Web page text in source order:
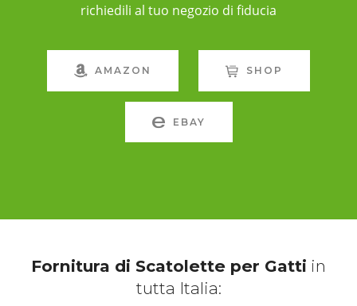
richiedili al tuo negozio di fiducia
AMAZON SHOP
EBAY
Fornitura di Scatolette per Gatti in
tutta Italia: